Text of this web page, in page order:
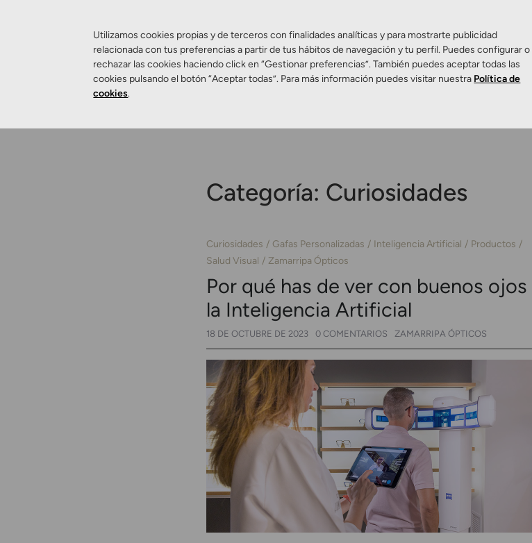
Salud Visual Ojo seco Control de miopía
Categoría: Curiosidades
Curiosidades Gafas Personalizadas Inteligencia Artificial
Productos
Salud Visual
Zamarripa Ópticos
Por qué has de ver con buenos ojos
la Inteligencia Artificial
18 DE OCTUBRE DE 2023 0 COMENTARIOS ZAMARRIPA ÓPTICOS
Utilizamos cookies propias y de terceros con finalidades analíticas y para mostrarte publicidad
relacionada con tus preferencias a partir de tus hábitos de navegación y tu perfil. Puedes configurar o
rechazar las cookies haciendo click en “Gestionar preferencias”. También puedes aceptar todas las
cookies pulsando el botón “Aceptar todas”. Para más información puedes visitar nuestra Política de
cookies.